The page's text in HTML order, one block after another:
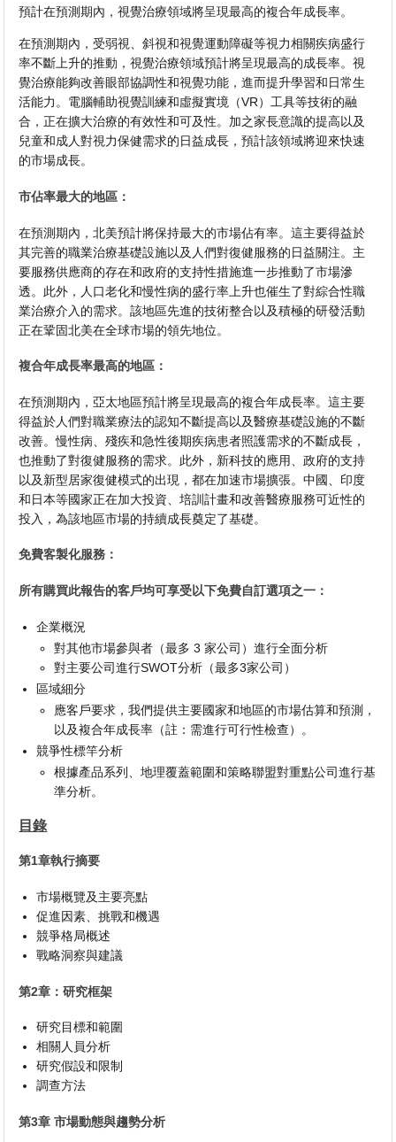
預計在預測期內，視覺治療領域將呈現最高的複合年成長率。
在預測期內，受弱視、斜視和視覺運動障礙等視力相關疾病盛行
率不斷上升的推動，視覺治療領域預計將呈現最高的成長率。視
覺治療能夠改善眼部協調性和視覺功能，進而提升學習和日常生
活能力。電腦輔助視覺訓練和虛擬實境（VR）工具等技術的融
合，正在擴大治療的有效性和可及性。加之家長意識的提高以及
兒童和成人對視力保健需求的日益成長，預計該領域將迎來快速
的市場成長。
市佔率最大的地區：
在預測期內，北美預計將保持最大的市場佔有率。這主要得益於
其完善的職業治療基礎設施以及人們對復健服務的日益關注。主
要服務供應商的存在和政府的支持性措施進一步推動了市場滲
透。此外，人口老化和慢性病的盛行率上升也催生了對綜合性職
業治療介入的需求。該地區先進的技術整合以及積極的研發活動
正在鞏固北美在全球市場的領先地位。
複合年成長率最高的地區：
在預測期內，亞太地區預計將呈現最高的複合年成長率。這主要
得益於人們對職業療法的認知不斷提高以及醫療基礎設施的不斷
改善。慢性病、殘疾和急性後期疾病患者照護需求的不斷成長，
也推動了對復健服務的需求。此外，新科技的應用、政府的支持
以及新型居家復健模式的出現，都在加速市場擴張。中國、印度
和日本等國家正在加大投資、培訓計畫和改善醫療服務可近性的
投入，為該地區市場的持續成長奠定了基礎。
免費客製化服務：
所有購買此報告的客戶均可享受以下免費自訂選項之一：
企業概況
對其他市場參與者（最多 3 家公司）進行全面分析
對主要公司進行SWOT分析（最多3家公司）
區域細分
應客戶要求，我們提供主要國家和地區的市場估算和預測，
以及複合年成長率（註：需進行可行性檢查）。
競爭性標竿分析
根據產品系列、地理覆蓋範圍和策略聯盟對重點公司進行基
準分析。
目錄
第1章執行摘要
市場概覽及主要亮點
促進因素、挑戰和機遇
競爭格局概述
戰略洞察與建議
第2章：研究框架
研究目標和範圍
相關人員分析
研究假設和限制
調查方法
第3章 市場動態與趨勢分析